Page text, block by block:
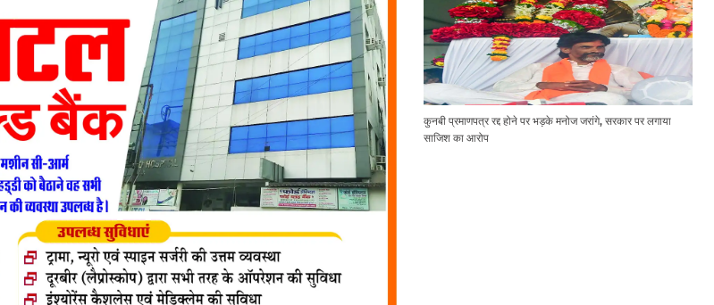
कुनबी प्रमाणपत्र रद्द होने पर भड़के मनोज जरांगे, सरकार पर लगाया
साजिश का आरोप